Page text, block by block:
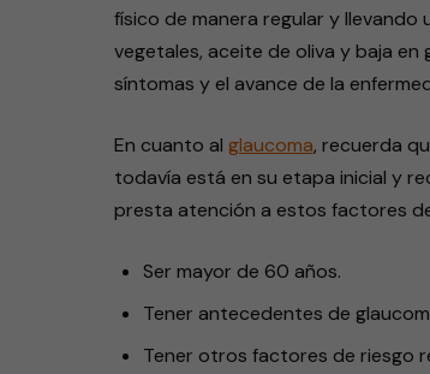
físico de manera regular y
vegetales, aceite de oliva y baja
síntomas y el avance de la
En cuanto al glaucoma, recuerda
todavía está en su etapa inicial y
presta atención a estos factores
Ser mayor de 60 años.
Tener antecedentes de
Tener otros factores de riesgo